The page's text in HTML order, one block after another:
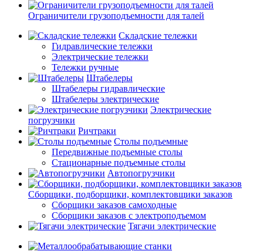
Ограничители грузоподъемности для талей
Складские тележки
Гидравлические тележки
Электрические тележки
Тележки ручные
Штабелеры
Штабелеры гидравлические
Штабелеры электрические
Электрические
погрузчики
Ричтраки
Столы подъемные
Передвижные подъемные столы
Стационарные подъемные столы
Автопогрузчики
Сборщики, подборщики, комплектовщики заказов
Сборщики заказов самоходные
Сборщики заказов с электроподъемом
Тягачи электрические